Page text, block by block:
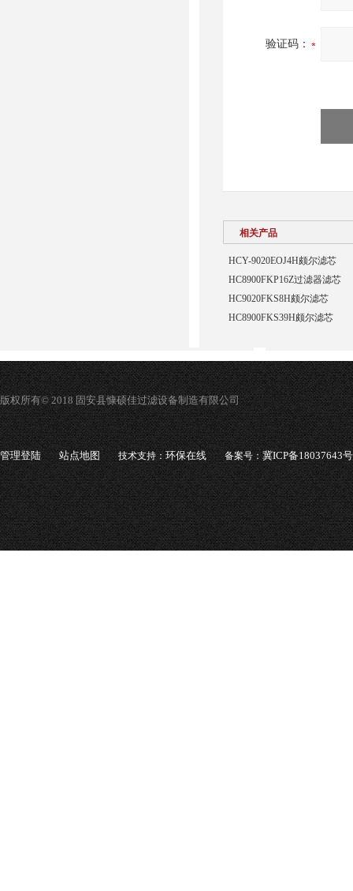
验证码：
相关产品
HCY-9020EOJ4H颇尔滤芯
HC8900FKP16Z过滤器滤芯
HC9020FKS8H颇尔滤芯
HC8900FKS39H颇尔滤芯
版权所有© 2018 固安县慷硕佳过滤设备制造有限公司
管理登陆 站点地图 技术支持：环保在线 备案号：冀ICP备18037643